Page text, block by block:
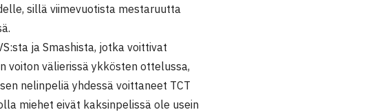
sillä viimevuotista mestaruutta
ja Smashista, jotka voittivat
voiton välierissä ykkösten ottelussa,
nelinpeliä yhdessä voittaneet TCT
miehet eivät kaksinpelissä ole usein